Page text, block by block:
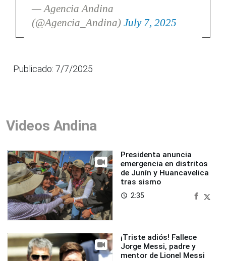
— Agencia Andina
(@Agencia_Andina) July 7, 2025
Publicado: 7/7/2025
Videos Andina
Presidenta anuncia
emergencia en distritos
de Junín y Huancavelica
tras sismo
access_time 2:35
¡Triste adiós! Fallece
Jorge Messi, padre y
mentor de Lionel Messi